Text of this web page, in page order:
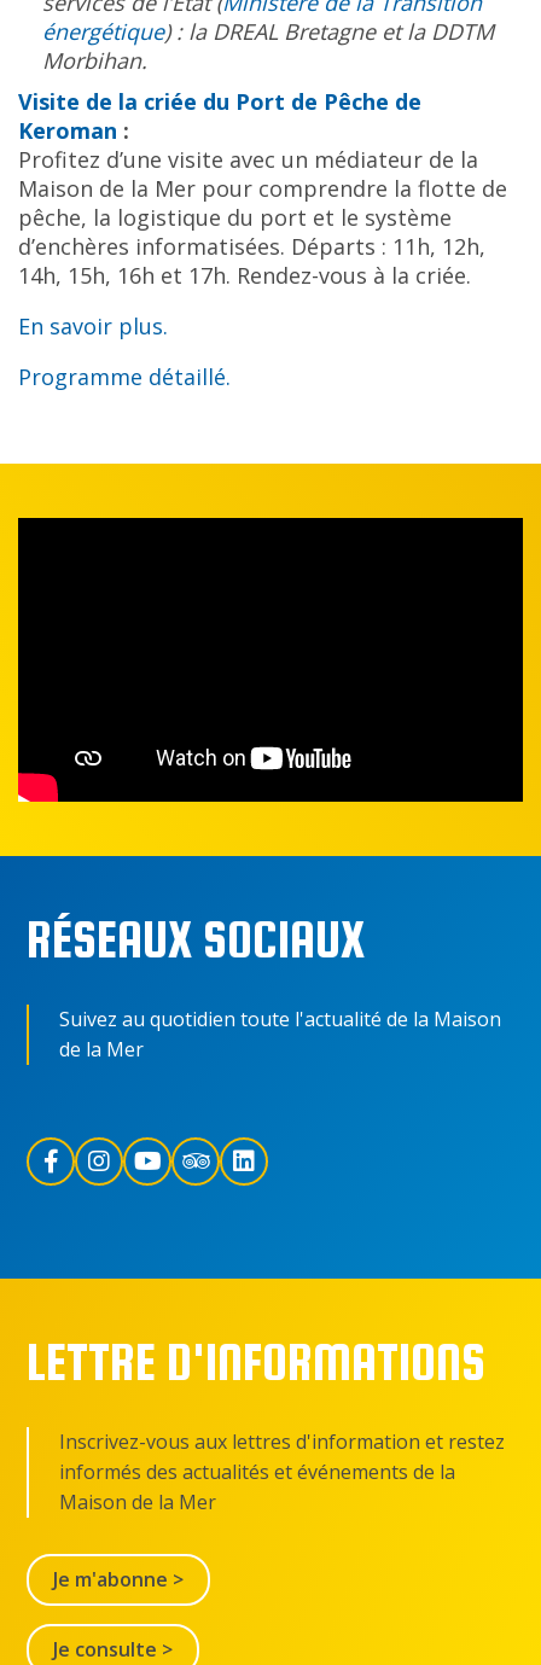
énergétique) : la DREAL Bretagne et la DDTM
Morbihan.
Visite de la criée du Port de Pêche de
Keroman :
Profitez d’une visite avec un médiateur de la
Maison de la Mer pour comprendre la flotte de
pêche, la logistique du port et le système
d’enchères informatisées. Départs : 11h, 12h,
14h, 15h, 16h et 17h. Rendez-vous à la criée.
En savoir plus.
Programme détaillé.
RÉSEAUX SOCIAUX
Suivez au quotidien toute l'actualité de la Maison
de la Mer
LETTRE D'INFORMATIONS
Inscrivez-vous aux lettres d'information et restez
informés des actualités et événements de la
Maison de la Mer
Je m'abonne >
Je consulte >